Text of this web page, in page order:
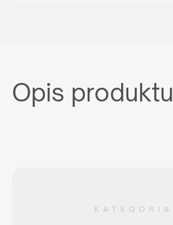
Opis produktu
KATEGORIA